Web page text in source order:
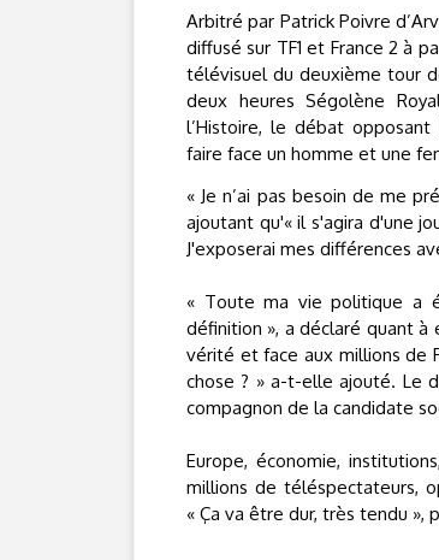
Arbitré par Patrick Poivre
diffusé sur TF1 et France 2 à
télévisuel du deuxième tour
deux heures Ségolène
l’Histoire, le débat
faire face un homme et une
« Je n’ai pas besoin de me
ajoutant qu'« il s'agira d'une
J'exposerai mes différences
« Toute ma vie politique a
définition », a déclaré quant à
vérité et face aux millions de
chose ? » a-t-elle ajouté. Le
compagnon de la candidate
Europe, économie,
millions de téléspectateurs,
« Ça va être dur, très tendu »,